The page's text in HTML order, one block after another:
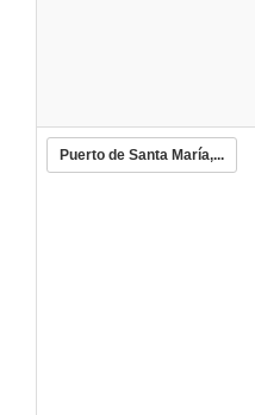
Puerto de Santa María,...